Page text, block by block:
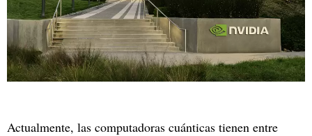
Actualmente, las computadoras cuánticas tienen entre